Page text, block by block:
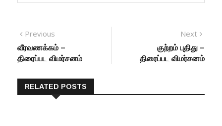
Post navigation
Previous
வீரவணக்கம் –
திரைப்பட விமர்சனம்
Next
குற்றம் புதிது –
திரைப்பட விமர்சனம்
RELATED POSTS